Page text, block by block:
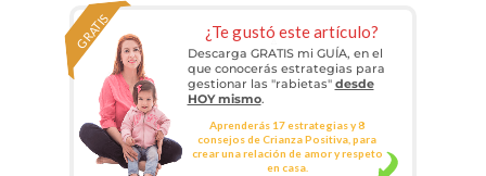
¿Te gustó este artículo?
GRATIS
Descarga GRATIS mi GUÍA, en el
que conocerás estrategias para
gestionar las "rabietas" desde
HOY mismo.
Aprenderás 17 estrategias y 8
consejos de Crianza Positiva, para
crear una relación de amor y respeto
en casa.